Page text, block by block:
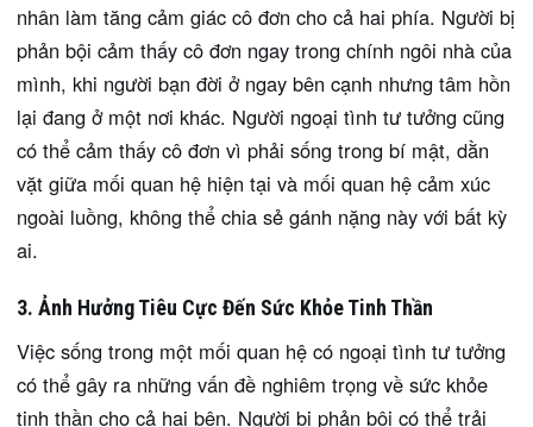
nhân làm tăng cảm giác cô đơn cho cả hai phía. Người bị
phản bội cảm thấy cô đơn ngay trong chính ngôi nhà của
mình, khi người bạn đời ở ngay bên cạnh nhưng tâm hồn
lại đang ở một nơi khác. Người ngoại tình tư tưởng cũng
có thể cảm thấy cô đơn vì phải sống trong bí mật, dằn
vặt giữa mối quan hệ hiện tại và mối quan hệ cảm xúc
ngoài luồng, không thể chia sẻ gánh nặng này với bất kỳ
ai.
3. Ảnh Hưởng Tiêu Cực Đến Sức Khỏe Tinh Thần
Việc sống trong một mối quan hệ có ngoại tình tư tưởng
có thể gây ra những vấn đề nghiêm trọng về sức khỏe
tinh thần cho cả hai bên. Người bị phản bội có thể trải